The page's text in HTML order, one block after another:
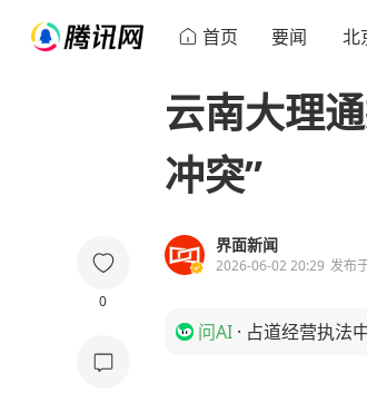
首页 要闻 北
0
云南大理
冲突”
界面新闻
2026-06-02 20:29 发布
问AI · 占道经营执法